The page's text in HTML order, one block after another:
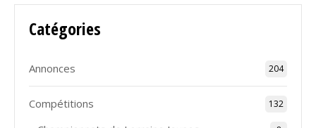
Catégories
Annonces 204
Compétitions 132